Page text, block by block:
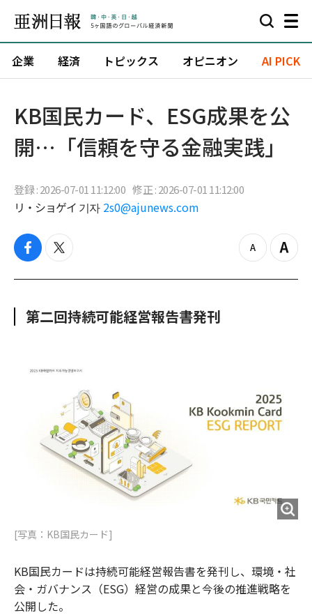
企業 経済 トピックス オピニオン AI PICK
KB国民カード、ESG成果を公
開…「信頼を守る金融実践」
登録 : 2026-07-01 11:12:00 修正 : 2026-07-01 11:12:00
リ・ショゲイ 기자 2s0@ajunews.com
f
c
b
o
t
i
e
z
o
Z
o
第二回持続可能経営報告書発刊
[写真：KB国民カード]
KB国民カードは持続可能経営報告書を発刊し、環境・社
会・ガバナンス（ESG）経営の成果と今後の推進戦略を
公開した。